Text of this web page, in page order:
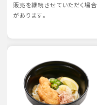
販売を継続させていただく場合
があります。